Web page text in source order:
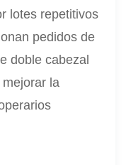
lotes repetitivos
pedidos de
doble cabezal
la